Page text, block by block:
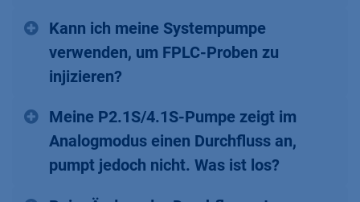
Kann ich meine Systempumpe
verwenden, um FPLC-Proben zu
injizieren?
Meine P2.1S/4.1S-Pumpe zeigt im
Analogmodus einen Durchfluss an,
pumpt jedoch nicht. Was ist los?